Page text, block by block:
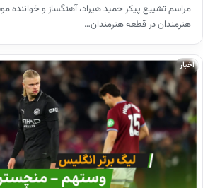
مراسم تشییع پیکر حمید هیراد، آهنگساز و خواننده
هنرمندان در قطعه هنرمندان…
اخبار